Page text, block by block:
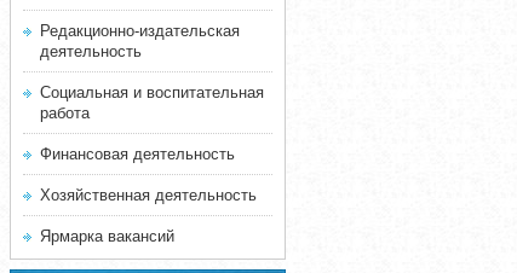
Редакционно-издательская
деятельность
Социальная и воспитательная
работа
Финансовая деятельность
Хозяйственная деятельность
Ярмарка вакансий